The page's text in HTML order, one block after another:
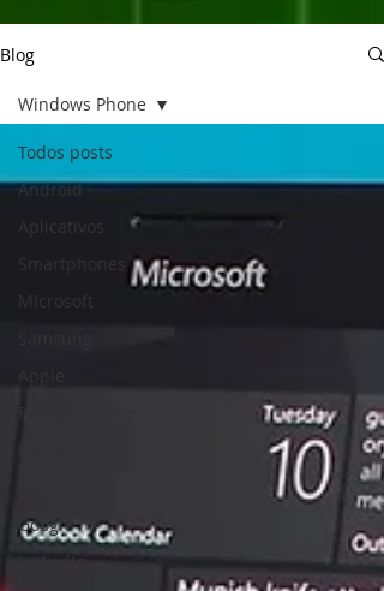
Blog
Todos posts
Android
Aplicativos
Smartphones
Microsoft
Google
LinkedIn
Windows Phone